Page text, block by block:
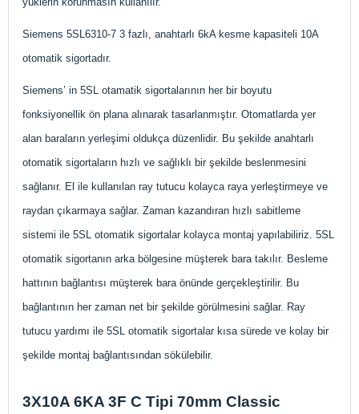
Siemens 5SL6310-7 3 fazlı, anahtarlı 6kA kesme kapasiteli 10A
otomatik sigortadır.
Siemens’ in 5SL otamatik sigortalarının her bir boyutu
fonksiyonellik ön plana alınarak tasarlanmıştır. Otomatlarda yer
alan baraların yerleşimi oldukça düzenlidir. Bu şekilde anahtarlı
otomatik sigortaların hızlı ve sağlıklı bir şekilde beslenmesini
sağlanır. El ile kullanılan ray tutucu kolayca raya yerleştirmeye ve
raydan çıkarmaya sağlar. Zaman kazandıran hızlı sabitleme
sistemi ile 5SL otomatik sigortalar kolayca montaj yapılabiliriz. 5SL
otomatik sigortanın arka bölgesine müşterek bara takılır. Besleme
hattının bağlantısı müşterek bara önünde gerçekleştirilir. Bu
bağlantının her zaman net bir şekilde görülmesini sağlar. Ray
tutucu yardımı ile 5SL otomatik sigortalar kısa sürede ve kolay bir
şekilde montaj bağlantısından sökülebilir.
3X10A 6KA 3F C Tipi 70mm Classic